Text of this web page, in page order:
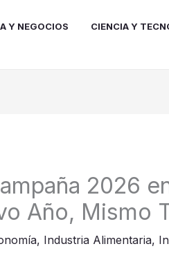
Y NEGOCIOS CIENCIA Y
2026
Año, Mismo
, Industria Alimentaria,